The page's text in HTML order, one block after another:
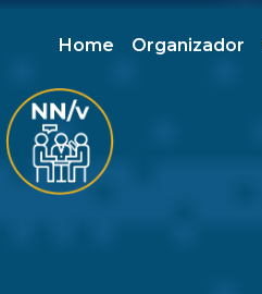
Home Organizador